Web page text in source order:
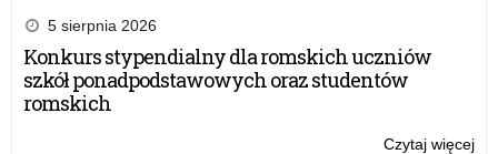
5 sierpnia 2026
Konkurs stypendialny dla romskich uczniów
szkół ponadpodstawowych oraz studentów
romskich
Czytaj więcej